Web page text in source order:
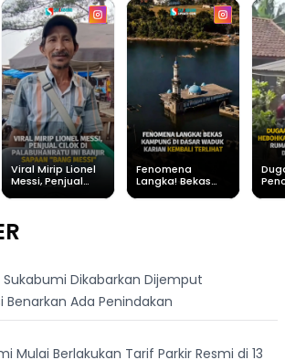
Viral Mirip Lionel
Messi, Penjual
"Bang Messi"
Fenomena
Langka! Bekas
Dikabarkan Dijemput
Benarkan Ada Penindakan
Mulai Berlakukan Tarif Parkir Resmi di 13